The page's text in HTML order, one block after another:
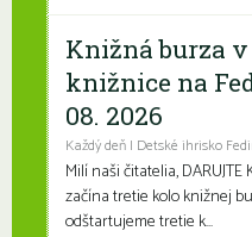
Knižná burza
knižnice na
08. 2026
Každý deň | Detské ihrisko
Milí naši čitatelia,
začína tretie kolo knižnej
odštartujeme tretie k...